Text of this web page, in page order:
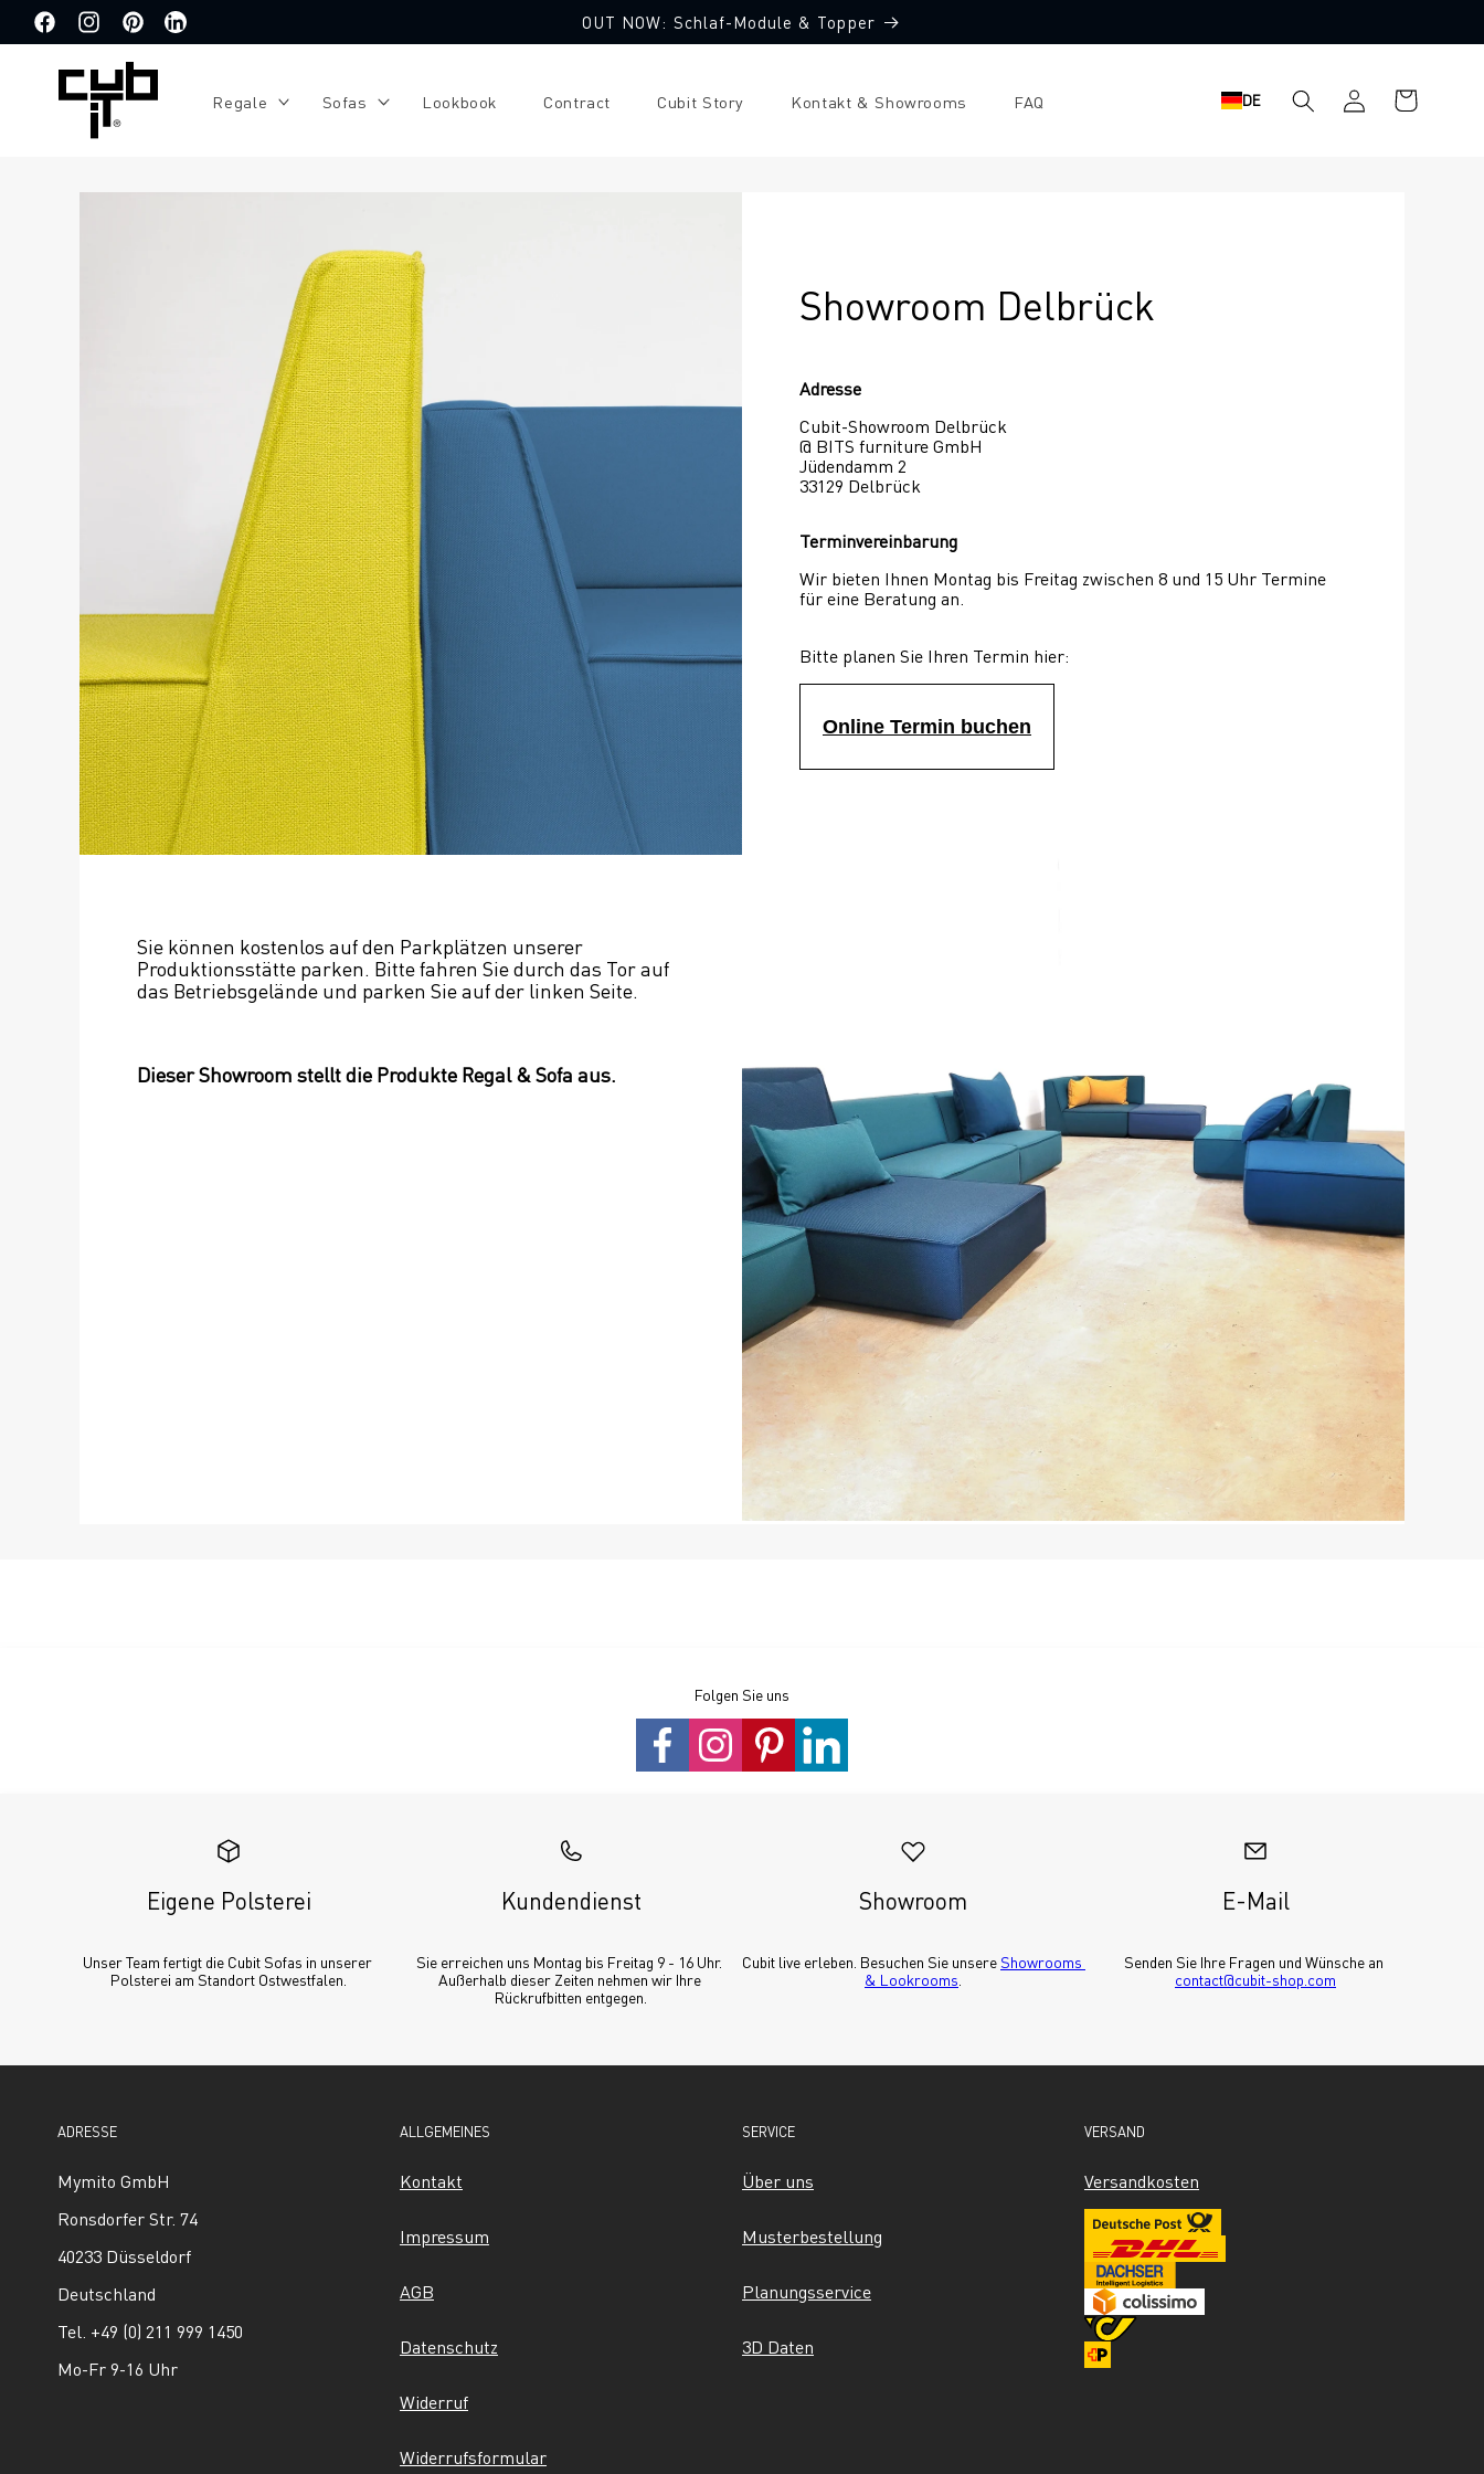
zum
Inhalt
FacebookInstagramPinterestTranslation
OUT NOW: Schlaf-Module & Topper
Regale Sofas Lookbook Contract Cubit Story Kontakt & Showrooms FAQ DE EinloggenWarenkorb
Showroom Delbrück
Adresse
Cubit-Showroom Delbrück
@ BITS furniture GmbH
Jüdendamm 2
33129 Delbrück
Terminvereinbarung
Wir bieten Ihnen Montag bis Freitag zwischen 8 und 15 Uhr Termine
für eine Beratung an.
Bitte planen Sie Ihren Termin hier:
Online Termin buchen
Sie können kostenlos auf den Parkplätzen unserer
Produktionsstätte parken. Bitte fahren Sie durch das Tor auf
das Betriebsgelände und parken Sie auf der linken Seite.
Dieser Showroom stellt die Produkte Regal & Sofa aus.
Folgen Sie uns
Eigene Polsterei
Unser Team fertigt die Cubit Sofas in unserer
Polsterei am Standort Ostwestfalen.
Kundendienst
Sie erreichen uns Montag bis Freitag 9 - 16 Uhr.
Außerhalb dieser Zeiten nehmen wir Ihre
Rückrufbitten entgegen.
Showroom
Cubit live erleben. Besuchen Sie unsere Showrooms
& Lookrooms
E-Mail
contact@cubit-shop.com
ADRESSE
Mymito GmbH
Ronsdorfer Str. 74
40233 Düsseldorf
Deutschland
Tel. +49 (0) 211 999 1450
Mo-Fr 9-16 Uhr
ALLGEMEINES
Kontakt
Impressum
AGB
Datenschutz
Widerruf
Widerrufsformular
SERVICE
Über uns
Musterbestellung
Planungsservice
3D Daten
VERSAND
Versandkosten